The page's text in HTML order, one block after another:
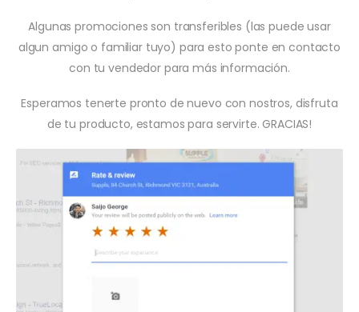
Algunas promociones son transferibles (las puede usar
algun amigo o familiar tuyo) para esto ponte en contacto
con tu vendedor para más información.
Esperamos tenerte pronto de nuevo con nostros, disfruta
de tu producto, estamos para servirte. GRACIAS!